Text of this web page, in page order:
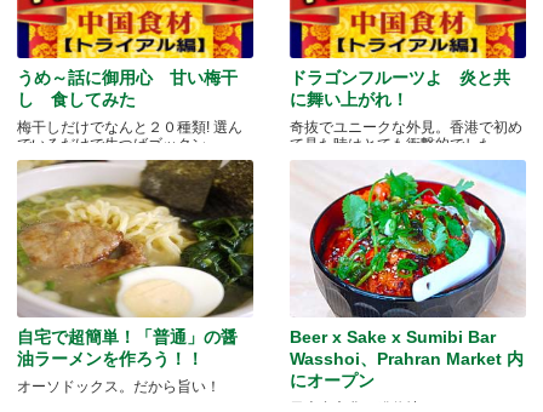
うめ～話に御用心 甘い梅干
し 食してみた
梅干しだけでなんと２０種類! 選ん
でいるだけで生つばゴックン。 .....
ドラゴンフルーツよ 炎と共
に舞い上がれ！
奇抜でユニークな外見。香港で初め
て見た時はとても衝撃的でした.....
自宅で超簡単！「普通」の醤
油ラーメンを作ろう！！
オーソドックス。だから旨い！
Beer x Sake x Sumibi Bar
Wasshoi、Prahran Market 内
にオープン
日本食文化の発信地